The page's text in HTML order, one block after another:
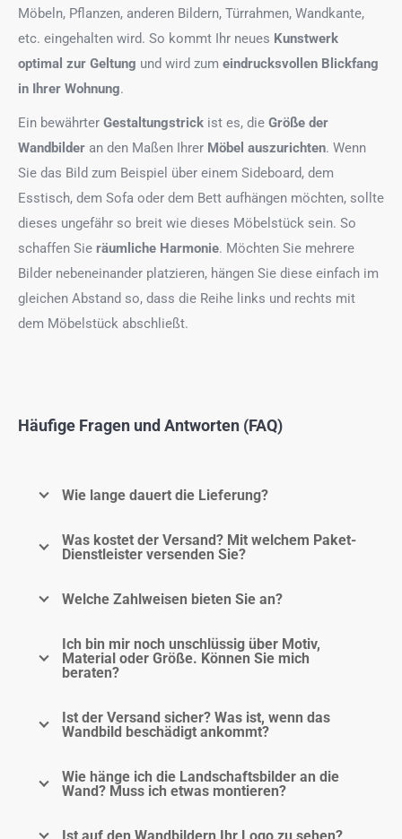
Möbeln, Pflanzen, anderen Bildern, Türrahmen, Wandkante,
etc. eingehalten wird. So kommt Ihr neues Kunstwerk
optimal zur Geltung und wird zum eindrucksvollen Blickfang
in Ihrer Wohnung.
Ein bewährter Gestaltungstrick ist es, die Größe der
Wandbilder an den Maßen Ihrer Möbel auszurichten. Wenn
Sie das Bild zum Beispiel über einem Sideboard, dem
Esstisch, dem Sofa oder dem Bett aufhängen möchten, sollte
dieses ungefähr so breit wie dieses Möbelstück sein. So
schaffen Sie räumliche Harmonie. Möchten Sie mehrere
Bilder nebeneinander platzieren, hängen Sie diese einfach im
gleichen Abstand so, dass die Reihe links und rechts mit
dem Möbelstück abschließt.
Häufige Fragen und Antworten (FAQ)
Wie lange dauert die Lieferung?
Was kostet der Versand? Mit welchem Paket-
Dienstleister versenden Sie?
Welche Zahlweisen bieten Sie an?
Ich bin mir noch unschlüssig über Motiv,
Material oder Größe. Können Sie mich
beraten?
Ist der Versand sicher? Was ist, wenn das
Wandbild beschädigt ankommt?
Wie hänge ich die Landschaftsbilder an die
Wand? Muss ich etwas montieren?